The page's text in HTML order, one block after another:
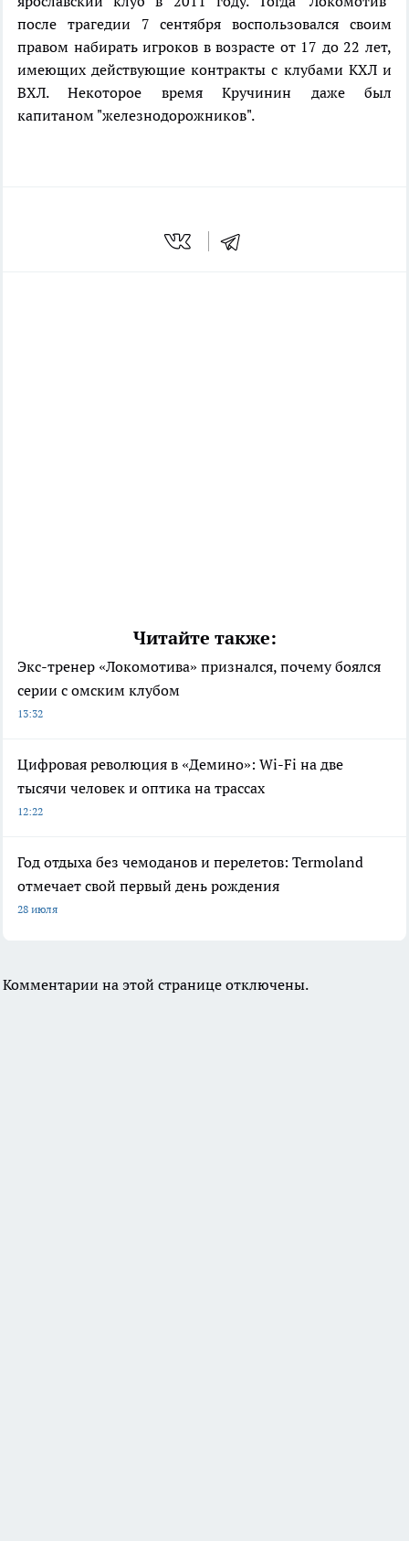
после трагедии 7 сентября воспользовался своим
правом набирать игроков в возрасте от 17 до 22 лет,
имеющих действующие контракты с клубами КХЛ и
ВХЛ. Некоторое время Кручинин даже был
капитаном "железнодорожников".
Читайте также:
Экс-тренер «Локомотива» признался, почему боялся
серии с омским клубом
13:32
Цифровая революция в «Демино»: Wi-Fi на две
тысячи человек и оптика на трассах
12:22
Год отдыха без чемоданов и перелетов: Termoland
отмечает свой первый день рождения
28 июля
Комментарии на этой странице отключены.